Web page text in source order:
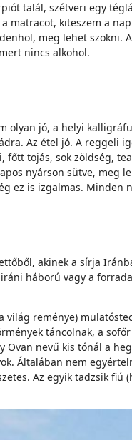
talál, szétveri egy
matracot, kiteszem a
meg lehet szokni.
nincs alkohol.
olyan jó, a helyi
Az étel jó. A reggeli
tojás, sok zöldség,
nyárson sütve, meg
ez is izgalmas.
akinek a sírja
háború vagy a
reménye)
táncolnak, a
nevű kis tónál a
Általában nem
Az egyik tadzsik fiú